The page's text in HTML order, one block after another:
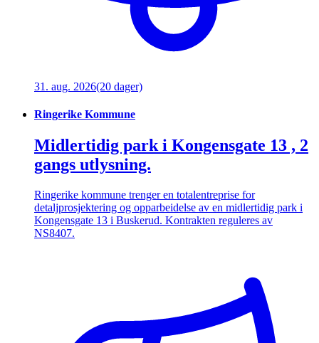
31. aug. 2026(20 dager)
Ringerike Kommune
Midlertidig park i Kongensgate 13 , 2
gangs utlysning.
Ringerike kommune trenger en totalentreprise for
detaljprosjektering og opparbeidelse av en midlertidig park i
Kongensgate 13 i Buskerud. Kontrakten reguleres av
NS8407.